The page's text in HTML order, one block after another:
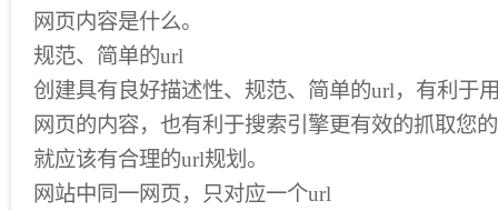
网页内容是什么。
规范、简单的url
创建具有良好描述性、规范、简单的url，有利于
网页的内容，也有利于搜索引擎更有效的抓取您
就应该有合理的url规划。
网站中同一网页，只对应一个url